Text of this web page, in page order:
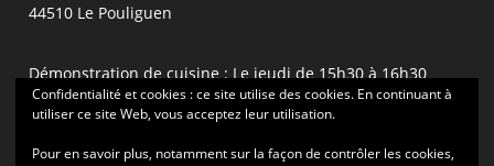
44510 Le Pouliguen
Démonstration de cuisine : Le jeudi de 15h30 à 16h30
(hors vacances scolaires)
Confidentialité et cookies : ce site utilise des cookies. En continuant à
utiliser ce site Web, vous acceptez leur utilisation.
Pour en savoir plus, notamment sur la façon de contrôler les cookies,